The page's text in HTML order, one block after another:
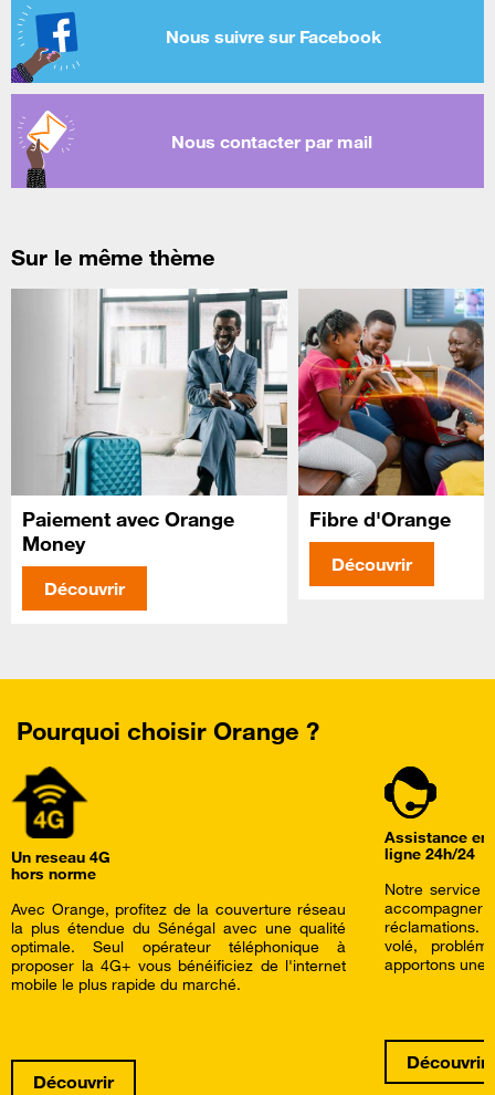
Nous suivre sur Facebook
Nous contacter par mail
Sur le même thème
Paiement avec Orange
Money
Découvrir
Fibre d'Orange
Découvrir
Pourquoi choisir Orange ?
Un reseau 4G
hors norme
Avec Orange, profitez de la couverture réseau
la plus étendue du Sénégal avec une qualité
optimale. Seul opérateur téléphonique à
proposer la 4G+ vous bénéificiez de l'internet
mobile le plus rapide du marché.
Découvrir
Assistance en
ligne 24h/24
Notre service
accompagner
réclamations.
volé,
apportons une
Découvrir